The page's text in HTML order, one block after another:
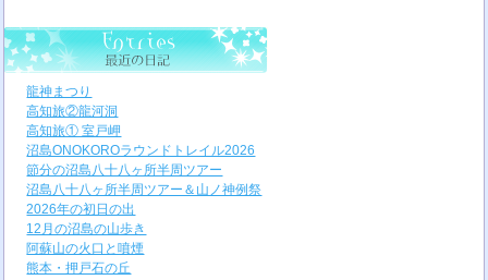
龍神まつり
高知旅②龍河洞
高知旅① 室戸岬
沼島ONOKOROラウンドトレイル2026
節分の沼島八十八ヶ所半周ツアー
沼島八十八ヶ所半周ツアー＆山ノ神例祭
2026年の初日の出
12月の沼島の山歩き
阿蘇山の火口と噴煙
熊本・押戸石の丘